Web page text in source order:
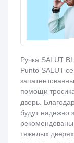
Ручка SALUT
Punto SALUT
помощи
дверь.
будут надежно
тяжелых